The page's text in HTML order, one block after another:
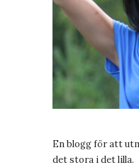
En blogg för att
det stora i det lilla.